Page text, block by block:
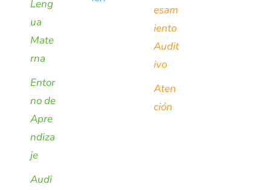
Leng
ua
Mate
rna
Entor
no de
Apre
ndiza
je
Audi
esam
iento
Audit
ivo
Aten
ción